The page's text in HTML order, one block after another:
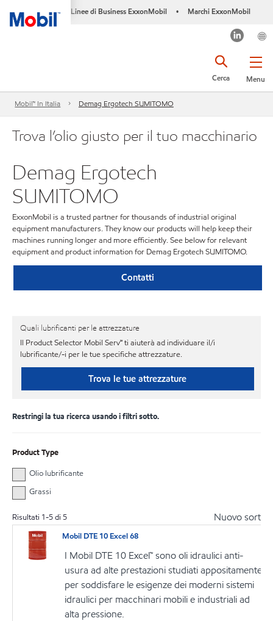
Linee di Business ExxonMobil • Marchi ExxonMobil
Menu
Cerca
Mobil™ In Italia Demag Ergotech SUMITOMO
Trova l’olio giusto per il tuo macchinario
Demag Ergotech
SUMITOMO
ExxonMobil is a trusted partner for thousands of industrial original
equipment manufacturers. They know our products will help keep their
machines running longer and more efficiently. See below for relevant
equipment and product information for Demag Ergotech SUMITOMO.
Contatti
Quali lubrificanti per le attrezzature
Il Product Selector Mobil Serv℠ ti aiuterà ad individuare il/i
lubrificante/-i per le tue specifiche attrezzature.
Trova le tue attrezzature
Restringi la tua ricerca usando i filtri sotto.
Product Type
Olio lubrificante
Grassi
Risultati 1-5di 5 Nuovo sort
Mobil DTE 10 Excel 68
I Mobil DTE 10 Excel™ sono oli idraulici anti-
usura ad alte prestazioni studiati appositamente
per soddisfare le esigenze dei moderni sistemi
idraulici per macchinari mobili e industriali ad
alta pressione.